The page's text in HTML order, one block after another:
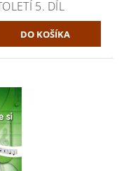
5. DÍL